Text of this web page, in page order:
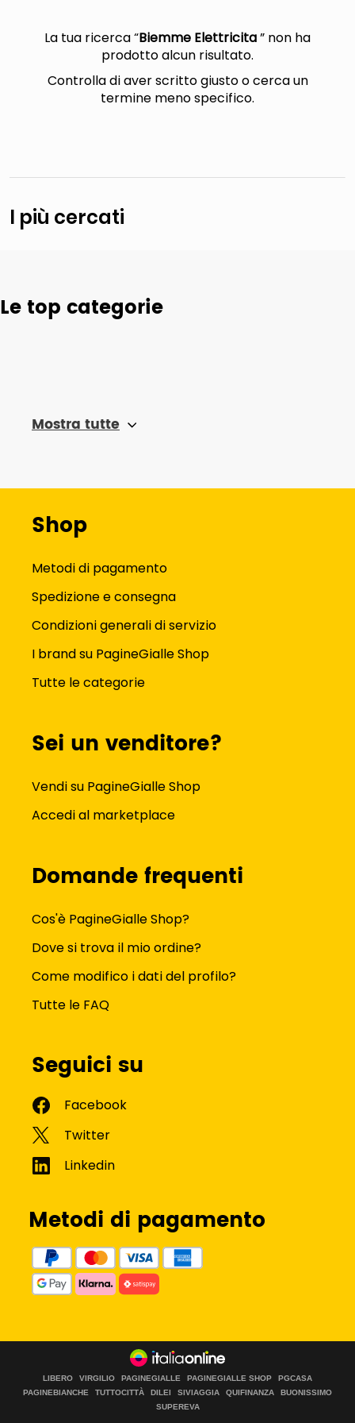
pattumiera raccolta differenziata
elenco telefonico
La tua ricerca “Biemme Elettricita” non ha
prodotto alcun risultato.
Controlla di aver scritto giusto o cerca un
termine meno specifico.
I più cercati
Le top categorie
Mostra tutte
Shop
Metodi di pagamento
Spedizione e consegna
Condizioni generali di servizio
I brand su PagineGialle Shop
Tutte le categorie
Sei un venditore?
Vendi su PagineGialle Shop
Accedi al marketplace
Domande frequenti
Cos'è PagineGialle Shop?
Dove si trova il mio ordine?
Come modifico i dati del profilo?
Tutte le FAQ
Seguici su
Metodi di pagamento
LIBERO VIRGILIO PAGINEGIALLE PAGINEGIALLE SHOP
PGCASA
PAGINEBIANCHE
TUTTOCITTÀ DILEI SIVIAGGIA QUIFINANZA
BUONISSIMO
SUPEREVA